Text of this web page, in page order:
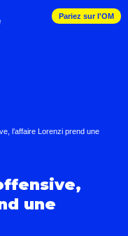
Pariez sur l'OM
l’affaire Lorenzi prend une
une